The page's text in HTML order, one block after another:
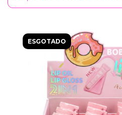
ESGOTADO